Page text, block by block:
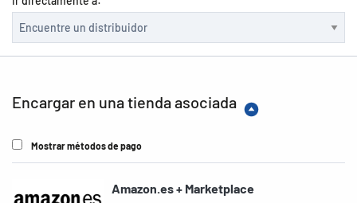
Encargar en una tienda asociada
Mostrar métodos de pago
Amazon.es + Marketplace